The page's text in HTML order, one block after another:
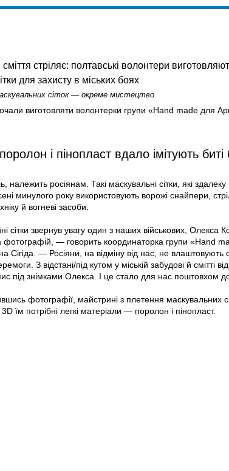
сіток — окреме мистецтво.
виготовляти волонтерки групи «Hand made для
і пінопласт вдало імітують биті
належить росіянам. Такі маскувальні сітки, які
минулого року використовують ворожі снайпери,
й вогневі засоби.
сітки звернув увагу один з наших військових, Олекса
фотографій, — говорить координаторка групи «Hand
Сігіда. — Росіяни, на відміну від нас, не влаштовують
З відстані/під кутом у міській забудові й смітті
під знімками Олекса. І це стало для нас поштовхом до
фотографії, майстрині з плетення маскувальних
їм потрібні легкі матеріали — поролон і пінопласт.